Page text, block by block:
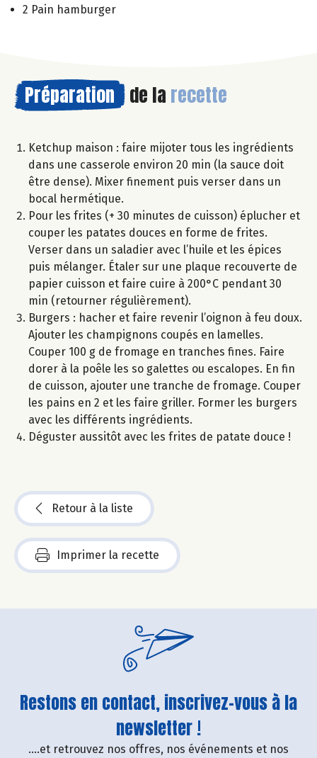
2 Pain hamburger
Préparation de la recette
Ketchup maison : faire mijoter tous les ingrédients
dans une casserole environ 20 min (la sauce doit
être dense). Mixer finement puis verser dans un
bocal hermétique.
Pour les frites (+ 30 minutes de cuisson) éplucher et
couper les patates douces en forme de frites.
Verser dans un saladier avec l’huile et les épices
puis mélanger. Étaler sur une plaque recouverte de
papier cuisson et faire cuire à 200°C pendant 30
min (retourner régulièrement).
Burgers : hacher et faire revenir l’oignon à feu doux.
Ajouter les champignons coupés en lamelles.
Couper 100 g de fromage en tranches fines. Faire
dorer à la poêle les so galettes ou escalopes. En fin
de cuisson, ajouter une tranche de fromage. Couper
les pains en 2 et les faire griller. Former les burgers
avec les différents ingrédients.
Déguster aussitôt avec les frites de patate douce !
Retour à la liste
Imprimer la recette
Restons en contact, inscrivez-vous à la
newsletter !
....et retrouvez nos offres, nos événements et nos